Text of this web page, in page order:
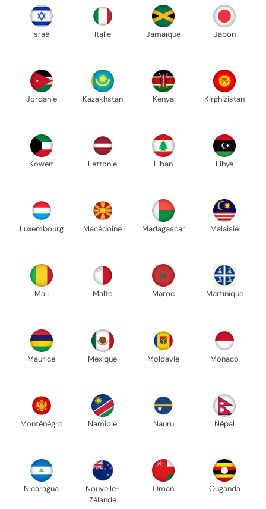
Israël Italie Jamaïque Japon
Jordanie Kazakhstan Kenya Kirghizistan
Koweït Lettonie Liban Libye
Luxembourg Macédoine Madagascar Malaisie
Mali Malte Maroc Martinique
Maurice Mexique Moldavie Monaco
Monténégro Namibie Nauru Népal
Nicaragua
Nouvelle-
Zélande
Oman Ouganda